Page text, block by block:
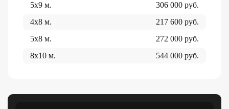
5x9 м. 306 000 руб.
4x8 м. 217 600 руб.
5x8 м. 272 000 руб.
8x10 м. 544 000 руб.